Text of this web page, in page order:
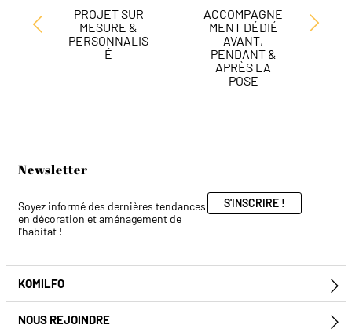
PROJET SUR
MESURE &
PERSONNALIS
É
ACCOMPAGNE
MENT DÉDIÉ
AVANT,
PENDANT &
APRÈS LA
POSE
Newsletter
Soyez informé des dernières tendances
en décoration et aménagement de
l'habitat !
S'INSCRIRE !
KOMILFO
NOUS REJOINDRE